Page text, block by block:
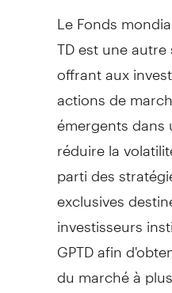
Le Fonds
TD est une
offrant aux
actions de
émergents
réduire la
parti des
exclusives
investisseurs
GPTD afin
du marché à